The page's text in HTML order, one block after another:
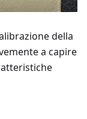
della
a capire